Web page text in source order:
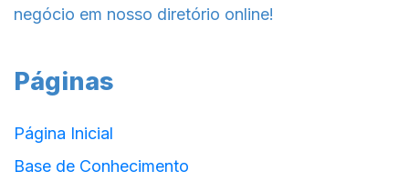
negócio em nosso diretório online!
Páginas
Página Inicial
Base de Conhecimento